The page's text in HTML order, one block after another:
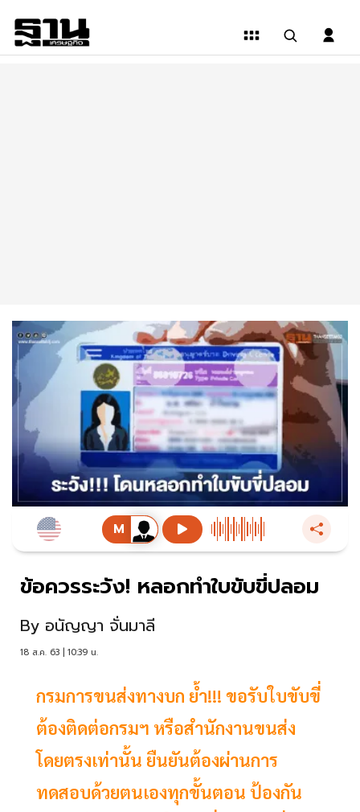
ข้อควรระวัง! หลอกทำใบขับขี่ปลอม
By อนัญญา จั่นมาลี
18 ส.ค. 63 | 10:39 น.
กรมการขนส่งทางบก ย้ำ!!! ขอรับใบขับขี่
ต้องติดต่อกรมฯ หรือสำนักงานขนส่ง
โดยตรงเท่านั้น ยืนยันต้องผ่านการ
ทดสอบด้วยตนเองทุกขั้นตอน ป้องกัน